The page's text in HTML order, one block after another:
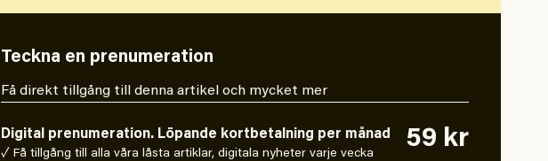
Teckna en prenumeration
Få direkt tillgång till denna artikel och mycket mer
Digital prenumeration. Löpande kortbetalning per månad
✓ Få tillgång till alla våra låsta artiklar, digitala nyheter varje vecka
59 kr